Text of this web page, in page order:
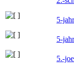
5-
5-
5.-